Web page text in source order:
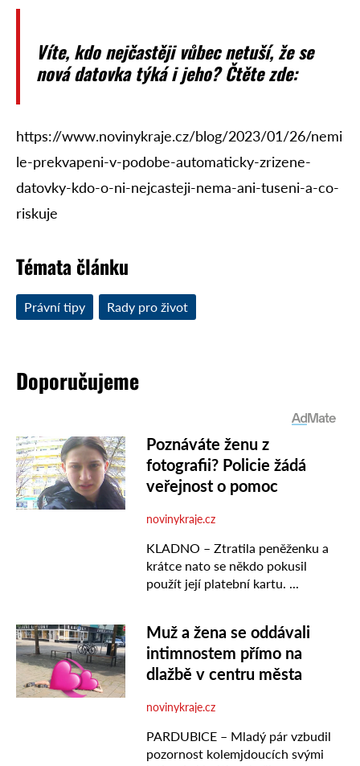
Víte, kdo nejčastěji vůbec netuší, že se
nová datovka týká i jeho? Čtěte zde:
https://www.novinykraje.cz/blog/2023/01/26/nemi
le-prekvapeni-v-podobe-automaticky-zrizene-
datovky-kdo-o-ni-nejcasteji-nema-ani-tuseni-a-co-
riskuje
Témata článku
Právní tipy Rady pro život
Doporučujeme